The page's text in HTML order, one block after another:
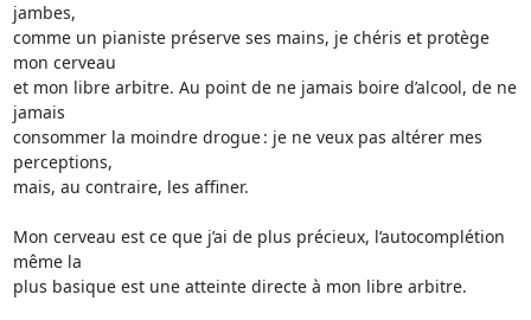
jambes,
comme un pianiste préserve ses mains, je chéris et protège
mon cerveau
et mon libre arbitre. Au point de ne jamais boire d’alcool, de ne
jamais
consommer la moindre drogue : je ne veux pas altérer mes
perceptions,
mais, au contraire, les affiner.
Mon cerveau est ce que j’ai de plus précieux, l’autocomplétion
même la
plus basique est une atteinte directe à mon libre arbitre.